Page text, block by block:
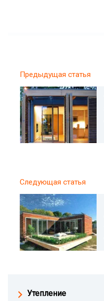
Утепление
Предыдущая статья
Следующая статья